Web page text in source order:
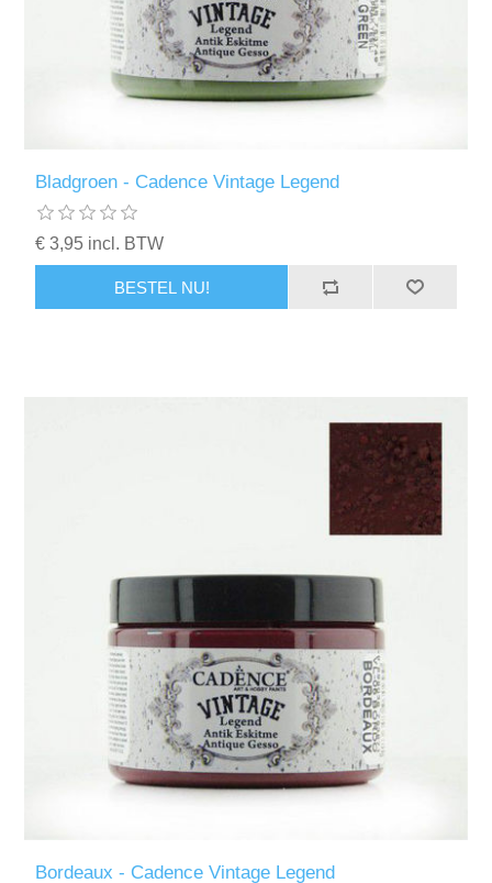
Bladgroen - Cadence Vintage Legend
€ 3,95 incl. BTW
BESTEL NU!
Bordeaux - Cadence Vintage Legend